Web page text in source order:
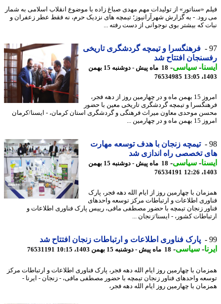
«سناتور» از تولیدات مهم مهدی صباغ زاده با موضوع انقلاب اسلامی به شمار
- به گزارش شهرآرانیوز؛ تیمچه های نزدیک حرم، نه فقط عطر زعفران و
که بیشتر بوی نوجوانی از دست رفته ...
فرهنگسرا و تیمچه گردشگری تاریخی
افتتاح شد
-سیاسی-
18 ماه پیش - دوشنبه 15 بهمن
76534985
امروز 15 بهمن ماه و در چهارمین روز از دهه فجر،
و تیمچه گردشگری تاریخی معین با حضور
موحدی معاون میراث فرهنگی و گردشگری استان کرمان، - ایسنا/کرمان
و در چهارمین ...
تیمچه زنجان با هدف توسعه مهارت
تخصصی راه اندازی شد
-سیاسی-
18 ماه پیش - دوشنبه 15 بهمن
76534191
با چهارمین روز از ایام الله دهه فجر، پارک
اطلاعات و ارتباطات مرکز توسعه واحدهای
زنجان تیمچه با حضور مصطفی مافی، رییس پارک فناوری اطلاعات و
کشور، - ایسنا/زنجان ...
پارک فناوری اطلاعات و ارتباطات زنجان افتتاح شد
-سیاسی-18 ماه پیش - دوشنبه 15 بهمن 1403، 10:15 76531191
با چهارمین روز ایام الله دهه فجر، پارک فناوری اطلاعات و ارتباطات مرکز
واحدهای فناور زنجان تیمچه با حضور مصطفی مافی، - زنجان - ایرنا -
با چهارمین روز ایام الله دهه فجر،